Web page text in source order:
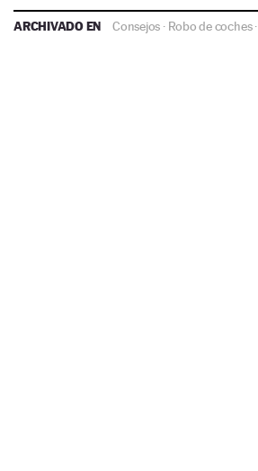
ARCHIVADO EN Consejos · Robo de coches·